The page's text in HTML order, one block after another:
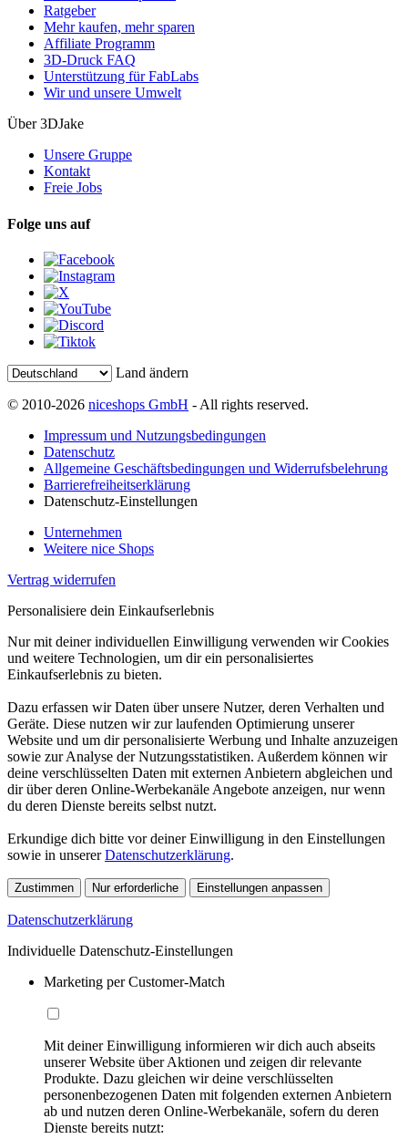
Ratgeber
Mehr kaufen, mehr sparen
Affiliate Programm
3D-Druck FAQ
Unterstützung für FabLabs
Wir und unsere Umwelt
Über 3DJake
Unsere Gruppe
Kontakt
Freie Jobs
Folge uns auf
Land ändern
© 2010-2026 niceshops GmbH - All rights reserved.
Impressum und Nutzungsbedingungen
Datenschutz
Allgemeine Geschäftsbedingungen und Widerrufsbelehrung
Barrierefreiheitserklärung
Datenschutz-Einstellungen
Unternehmen
Weitere nice Shops
Vertrag widerrufen
Personalisiere dein Einkaufserlebnis
Nur mit deiner individuellen Einwilligung verwenden wir Cookies
und weitere Technologien, um dir ein personalisiertes
Einkaufserlebnis zu bieten.
Dazu erfassen wir Daten über unsere Nutzer, deren Verhalten und
Geräte. Diese nutzen wir zur laufenden Optimierung unserer
Website und um dir personalisierte Werbung und Inhalte anzuzeigen
sowie zur Analyse der Nutzungsstatistiken. Außerdem können wir
deine verschlüsselten Daten mit externen Anbietern abgleichen und
dir über deren Online-Werbekanäle Angebote anzeigen, nur wenn
du deren Dienste bereits selbst nutzt.
Erkundige dich bitte vor deiner Einwilligung in den Einstellungen
sowie in unsererDatenschutzerklärung.
Zustimmen Nur erforderliche Einstellungen anpassen
Datenschutzerklärung
Individuelle Datenschutz-Einstellungen
Marketing per Customer-Match
Mit deiner Einwilligung informieren wir dich auch abseits
unserer Website über Aktionen und zeigen dir relevante
Produkte. Dazu gleichen wir deine verschlüsselten
personenbezogenen Daten mit folgenden externen Anbietern
ab und nutzen deren Online-Werbekanäle, sofern du deren
Dienste bereits nutzt: